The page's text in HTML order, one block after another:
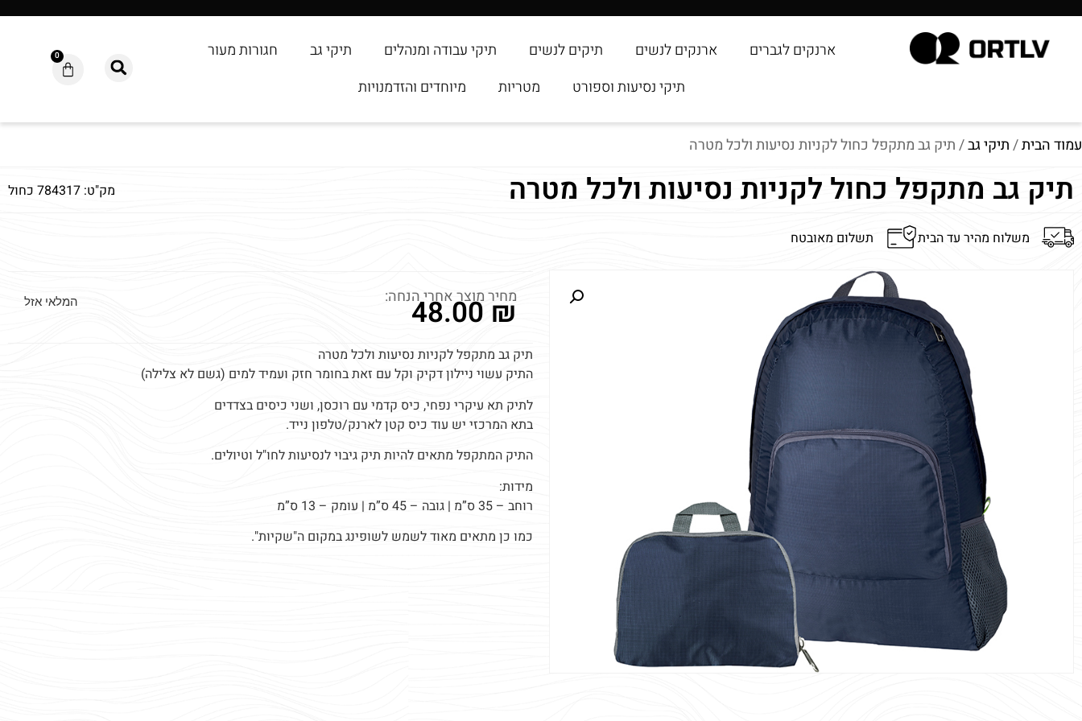
ארנקים לגברים ארנקים לנשים תיקים לנשים תיקי עבודה ומנהלים תיקי גב
חגורות מעור
תיקי נסיעות וספורט
מטריות מיוחדים והזדמנויות
0
עמוד הבית/תיקי גב/ תיק גב מתקפל כחול לקניות נסיעות ולכל מטרה
תיק גב מתקפל כחול לקניות נסיעות ולכל מטרה מק"ט: 784317 כחול
משלוח מהיר עד הבית תשלום מאובטח
תיק גב מתקפל לקניות נסיעות ולכל מטרה
התיק עשוי ניילון דקיק וקל עם זאת בחומר חזק ועמיד למים (גשם לא צלילה)
לתיק תא עיקרי נפחי, כיס קדמי עם רוכסן, ושני כיסים בצדדים
בתא המרכזי יש עוד כיס קטן לארנק/טלפון נייד.
התיק המתקפל מתאים להיות תיק גיבוי לנסיעות לחו"ל וטיולים.
מידות:
רוחב – 35 ס”מ | גובה – 45 ס”מ | עומק – 13 ס”מ
כמו כן מתאים מאוד לשמש לשופינג במקום ה"שקיות".
מחיר מוצר אחרי הנחה:
48.00₪ המלאי אזל